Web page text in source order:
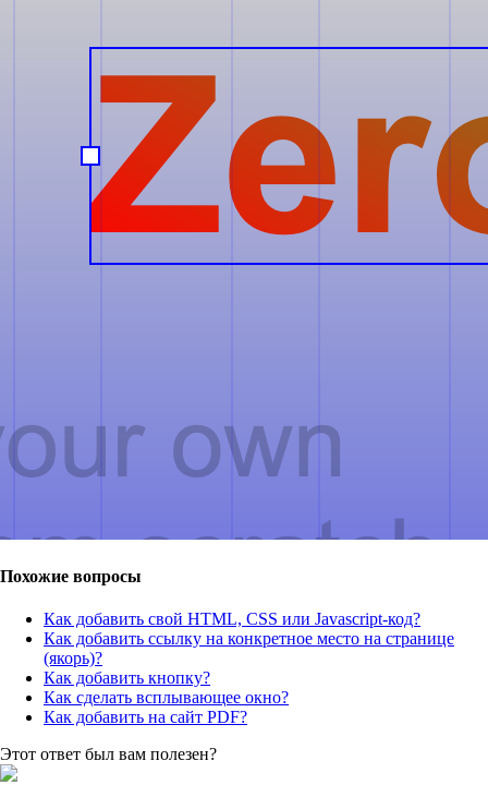
Похожие вопросы
Как добавить свой HTML, CSS или Javascript-код?
Как добавить ссылку на конкретное место на странице
(якорь)?
Как добавить кнопку?
Как сделать всплывающее окно?
Как добавить на сайт PDF?
Этот ответ был вам полезен?